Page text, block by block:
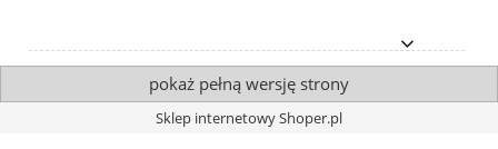
pokaż pełną wersję strony
Sklep internetowy Shoper.pl